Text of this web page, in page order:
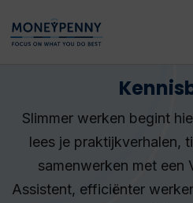
Slimmer werken begint
lees je praktijkverhalen,
samenwerken met een
Assistent, efficiënter